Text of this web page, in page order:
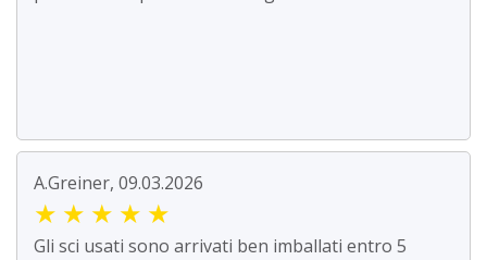
A.Greiner, 09.03.2026
★ ★ ★ ★ ★
Gli sci usati sono arrivati ben imballati entro 5